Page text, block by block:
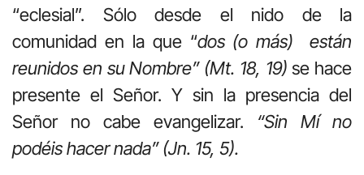
“eclesial”. Sólo desde el nido de la
comunidad en la que “dos (o más) están
reunidos en su Nombre” (Mt. 18, 19)se hace
presente el Señor. Y sin la presencia del
Señor no cabe evangelizar. “Sin Mí no
podéis hacer nada” (Jn. 15, 5).